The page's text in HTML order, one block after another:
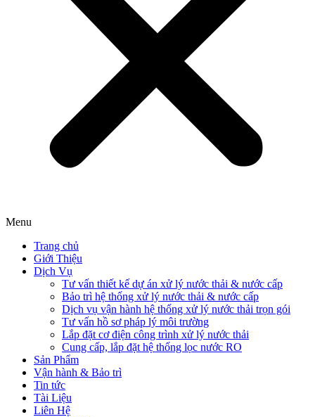
Menu
Trang chủ
Giới Thiệu
Dịch Vụ
Tư vấn thiết kế dự án xử lý nước thải & nước cấp
Bảo trì hệ thống xử lý nước thải & nước cấp
Dịch vụ vận hành hệ thống xử lý nước thải trọn gói
Tư vấn hồ sơ pháp lý môi trường
Lắp đặt cơ điện công trình xử lý nước thải
Cung cấp, lắp đặt hệ thống lọc nước RO
Sản Phẩm
Vận hành & Bảo trì
Tin tức
Tài Liệu
Liên Hệ